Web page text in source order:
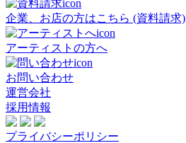
企業、お店の方はこちら (資料請求)
アーティストの方へ
お問い合わせ
運営会社
採用情報
プライバシーポリシー